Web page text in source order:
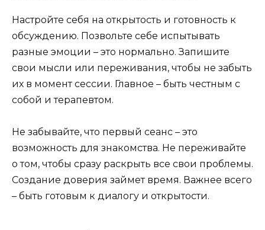
Настройте себя на открытость и готовность к
обсуждению. Позвольте себе испытывать
разные эмоции – это нормально. Запишите
свои мысли или переживания, чтобы не забыть
их в момент сессии. Главное – быть честным с
собой и терапевтом.
Не забывайте, что первый сеанс – это
возможность для знакомства. Не переживайте
о том, чтобы сразу раскрыть все свои проблемы.
Создание доверия займет время. Важнее всего
– быть готовым к диалогу и открытости.